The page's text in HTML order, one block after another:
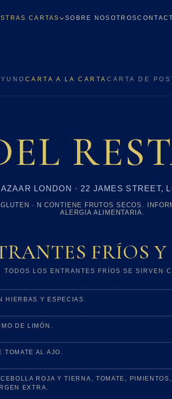
CARTAS SOBRE NOSOTROS
CARTA A LA CARTACARTA DE
LONDON · 22 JAMES STREET,
· N CONTIENE FRUTOS SECOS.
ALERGIA ALIMENTARIA.
FRÍOS Y
TODOS LOS ENTRANTES FRÍOS SE SIRVEN
HIERBAS Y ESPECIAS.
DE LIMÓN.
TOMATE AL AJO.
ROJA Y TIERNA, TOMATE, PIMIENTOS,
EXTRA.